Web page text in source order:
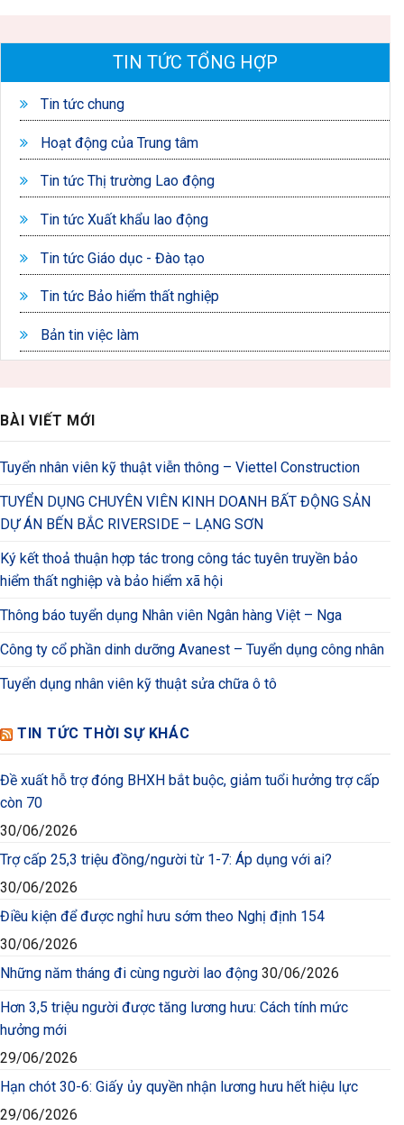
TIN TỨC TỔNG HỢP
Tin tức chung
Hoạt động của Trung tâm
Tin tức Thị trường Lao động
Tin tức Xuất khẩu lao động
Tin tức Giáo dục - Đào tạo
Tin tức Bảo hiểm thất nghiệp
Bản tin việc làm
BÀI VIẾT MỚI
Tuyển nhân viên kỹ thuật viễn thông – Viettel Construction
TUYỂN DỤNG CHUYÊN VIÊN KINH DOANH BẤT ĐỘNG SẢN
DỰ ÁN BẾN BẮC RIVERSIDE – LẠNG SƠN
Ký kết thoả thuận hợp tác trong công tác tuyên truyền bảo
hiểm thất nghiệp và bảo hiểm xã hội
Thông báo tuyển dụng Nhân viên Ngân hàng Việt – Nga
Công ty cổ phần dinh dưỡng Avanest – Tuyển dụng công nhân
Tuyển dụng nhân viên kỹ thuật sửa chữa ô tô
TIN TỨC THỜI SỰ KHÁC
Đề xuất hỗ trợ đóng BHXH bắt buộc, giảm tuổi hưởng trợ cấp
còn 70
30/06/2026
Trợ cấp 25,3 triệu đồng/người từ 1-7: Áp dụng với ai?
30/06/2026
Điều kiện để được nghỉ hưu sớm theo Nghị định 154
30/06/2026
Những năm tháng đi cùng người lao động 30/06/2026
Hơn 3,5 triệu người được tăng lương hưu: Cách tính mức
hưởng mới
29/06/2026
Hạn chót 30-6: Giấy ủy quyền nhận lương hưu hết hiệu lực
29/06/2026